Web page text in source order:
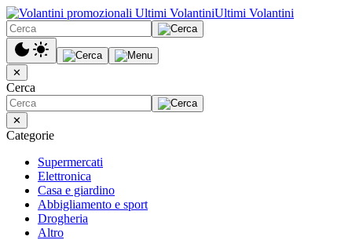
Ultimi Volantini
✕
Cerca
✕
Categorie
Supermercati
Elettronica
Casa e giardino
Abbigliamento e sport
Drogheria
Altro